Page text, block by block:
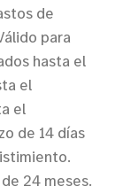
de
para
hasta el
el
el
de 14 días
24 meses.